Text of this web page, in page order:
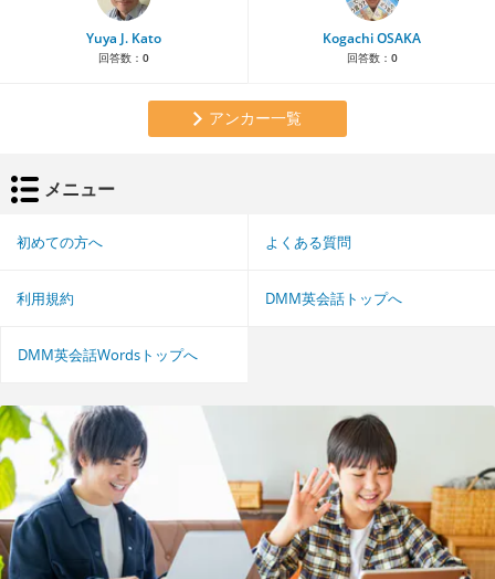
Yuya J. Kato
回答数： 0
Kogachi OSAKA
回答数： 0
アンカー一覧
メニュー
初めての方へ よくある質問
利用規約 DMM英会話トップへ
DMM英会話Wordsトップへ